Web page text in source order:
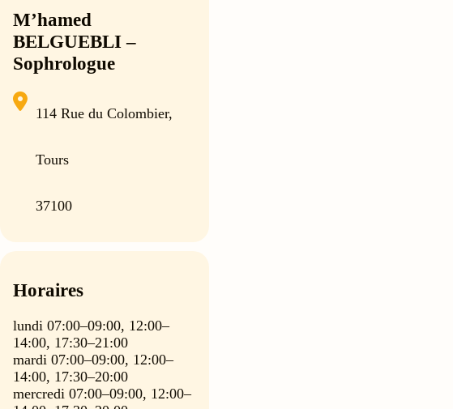
M’hamed
BELGUEBLI –
Sophrologue
114 Rue du Colombier,
Tours
37100
Horaires
lundi 07:00–09:00, 12:00–
14:00, 17:30–21:00
mardi 07:00–09:00, 12:00–
14:00, 17:30–20:00
mercredi 07:00–09:00, 12:00–